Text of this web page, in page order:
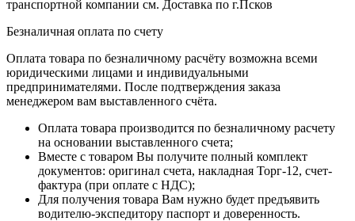
транспортной компании см. Доставка по г.Псков
Безналичная оплата по счету
Оплата товара по безналичному расчёту возможна всеми
юридическими лицами и индивидуальными
предпринимателями. После подтверждения заказа
менеджером вам выставленного счёта.
Оплата товара производится по безналичному расчету
на основании выставленного счета;
Вместе с товаром Вы получите полный комплект
документов: оригинал счета, накладная Торг-12, счет-
фактура (при оплате с НДС);
Для получения товара Вам нужно будет предъявить
водителю-экспедитору паспорт и доверенность.